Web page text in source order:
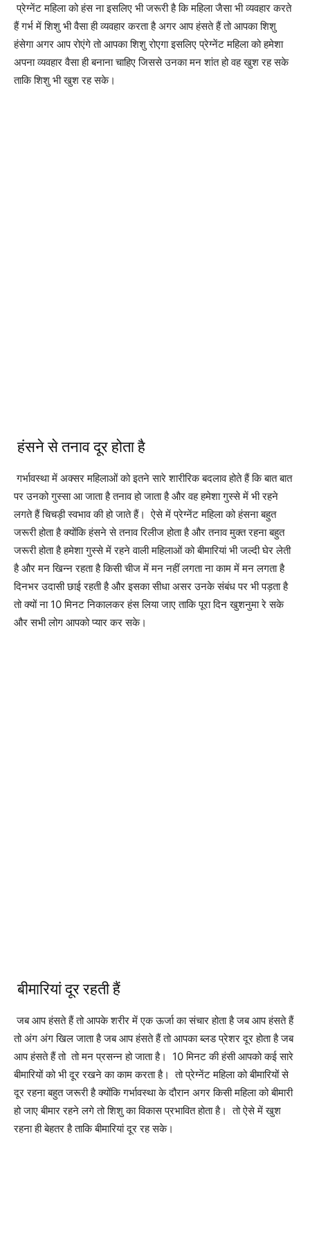
प्रेग्नेंट महिला को हंस ना इसलिए भी जरूरी है कि महिला जैसा भी व्यवहार करते
हैं गर्भ में शिशु भी वैसा ही व्यवहार करता है अगर आप हंसते हैं तो आपका शिशु
हंसेगा अगर आप रोएंगे तो आपका शिशु रोएगा इसलिए प्रेग्नेंट महिला को हमेशा
अपना व्यवहार वैसा ही बनाना चाहिए जिससे उनका मन शांत हो वह खुश रह सके
ताकि शिशु भी खुश रह सके।
हंसने से तनाव दूर होता है
गर्भावस्था में अक्सर महिलाओं को इतने सारे शारीरिक बदलाव होते हैं कि बात बात
पर उनको गुस्सा आ जाता है तनाव हो जाता है और वह हमेशा गुस्से में भी रहने
लगते हैं चिचड़ी स्वभाव की हो जाते हैं। ऐसे में प्रेग्नेंट महिला को हंसना बहुत
जरूरी होता है क्योंकि हंसने से तनाव रिलीज होता है और तनाव मुक्त रहना बहुत
जरूरी होता है हमेशा गुस्से में रहने वाली महिलाओं को बीमारियां भी जल्दी घेर लेती
है और मन खिन्न रहता है किसी चीज में मन नहीं लगता ना काम में मन लगता है
दिनभर उदासी छाई रहती है और इसका सीधा असर उनके संबंध पर भी पड़ता है
तो क्यों ना 10 मिनट निकालकर हंस लिया जाए ताकि पूरा दिन खुशनुमा रे सके
और सभी लोग आपको प्यार कर सके।
बीमारियां दूर रहती हैं
जब आप हंसते हैं तो आपके शरीर में एक ऊर्जा का संचार होता है जब आप हंसते हैं
तो अंग अंग खिल जाता है जब आप हंसते हैं तो आपका ब्लड प्रेशर दूर होता है जब
आप हंसते हैं तो तो मन प्रसन्न हो जाता है। 10 मिनट की हंसी आपको कई सारे
बीमारियों को भी दूर रखने का काम करता है। तो प्रेग्नेंट महिला को बीमारियों से
दूर रहना बहुत जरूरी है क्योंकि गर्भावस्था के दौरान अगर किसी महिला को बीमारी
हो जाए बीमार रहने लगे तो शिशु का विकास प्रभावित होता है। तो ऐसे में खुश
रहना ही बेहतर है ताकि बीमारियां दूर रह सके।